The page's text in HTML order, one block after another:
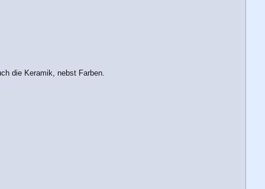
die Keramik, nebst Farben.